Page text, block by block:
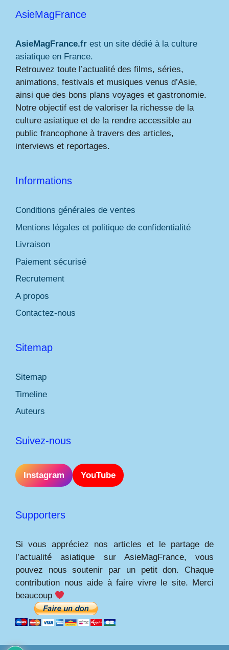
AsieMagFrance
AsieMagFrance.fr est un site dédié à la culture
asiatique en France.
Retrouvez toute l’actualité des films, séries,
animations, festivals et musiques venus d’Asie,
ainsi que des bons plans voyages et gastronomie.
Notre objectif est de valoriser la richesse de la
culture asiatique et de la rendre accessible au
public francophone à travers des articles,
interviews et reportages.
Informations
Conditions générales de ventes
Mentions légales et politique de confidentialité
Livraison
Paiement sécurisé
Recrutement
A propos
Contactez-nous
Sitemap
Sitemap
Timeline
Auteurs
Suivez-nous
Instagram YouTube
Supporters
Si vous appréciez nos articles et le partage de
l’actualité asiatique sur AsieMagFrance, vous
pouvez nous soutenir par un petit don. Chaque
contribution nous aide à faire vivre le site. Merci
beaucoup